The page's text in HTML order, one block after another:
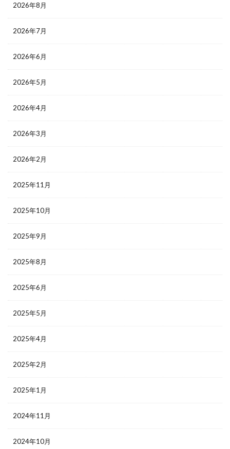
2026年8月
2026年7月
2026年6月
2026年5月
2026年4月
2026年3月
2026年2月
2025年11月
2025年10月
2025年9月
2025年8月
2025年6月
2025年5月
2025年4月
2025年2月
2025年1月
2024年11月
2024年10月